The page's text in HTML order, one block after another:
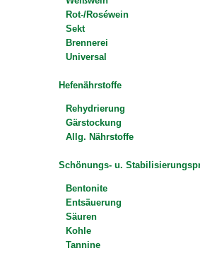
Rot-/Roséwein
Sekt
Brennerei
Universal
Hefenährstoffe
Rehydrierung
Gärstockung
Allg. Nährstoffe
Schönungs- u.
Bentonite
Entsäuerung
Säuren
Kohle
Tannine